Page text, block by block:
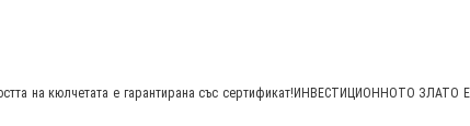
на кюлчетата е гарантирана със сертификат!ИНВЕСТИЦИОННОТО ЗЛАТО Е